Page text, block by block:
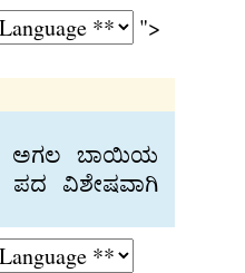
">
ಅಗಲ ಬಾಯಿಯ
ಪದ ವಿಶೇಷವಾಗಿ